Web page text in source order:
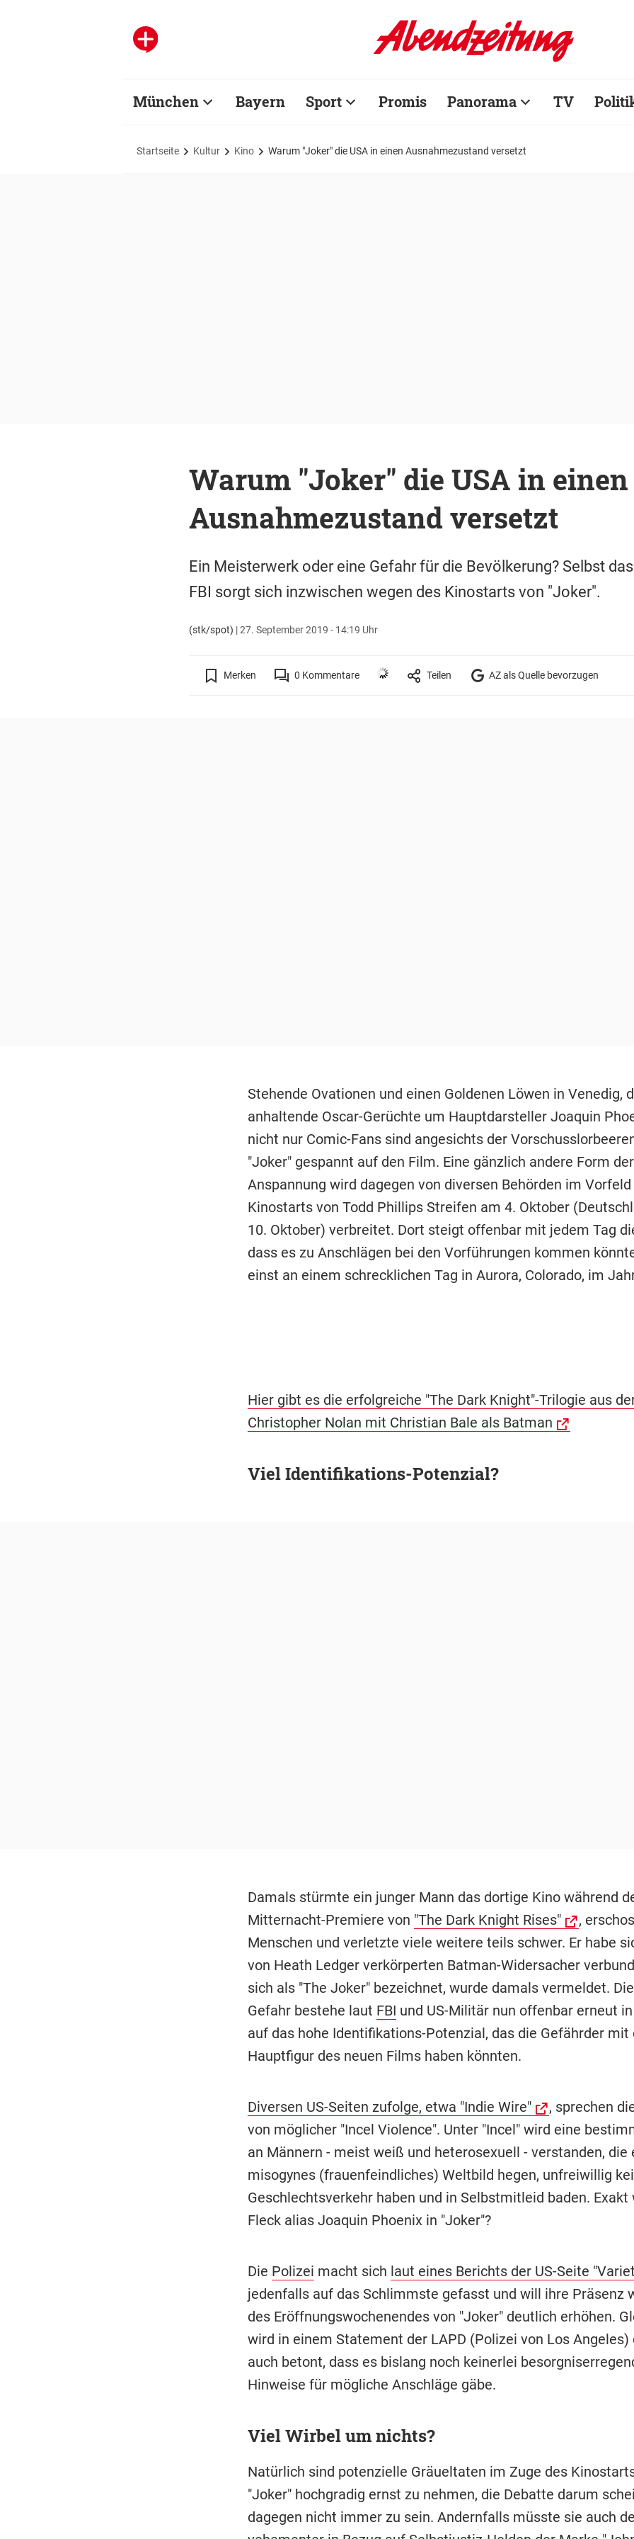
München Bayern Sport Promis Panorama TV
Startseite Kultur Kino Warum "Joker" die USA in einen Ausnahmezustand versetzt
Warum "Joker" die USA in einen
Ausnahmezustand versetzt
Ein Meisterwerk oder eine Gefahr für die Bevölkerung? Selbst
FBI sorgt sich inzwischen wegen des Kinostarts von "Joker".
(stk/spot) |27. September 2019 - 14:19 Uhr
Merken 0 Kommentare Teilen AZ als Quelle bevorzugen
Stehende Ovationen und einen Goldenen Löwen in Venedig,
anhaltende Oscar-Gerüchte um Hauptdarsteller Joaquin
nicht nur Comic-Fans sind angesichts der
"Joker" gespannt auf den Film. Eine gänzlich andere Form der
Anspannung wird dagegen von diversen Behörden im Vorfeld
Kinostarts von Todd Phillips Streifen am 4. Oktober
10. Oktober) verbreitet. Dort steigt offenbar mit jedem Tag
dass es zu Anschlägen bei den Vorführungen kommen
einst an einem schrecklichen Tag in Aurora, Colorado, im
Hier gibt es die erfolgreiche "The Dark Knight"-Trilogie aus
Christopher Nolan mit Christian Bale als Batman
Viel Identifikations-Potenzial?
Damals stürmte ein junger Mann das dortige Kino während
Mitternacht-Premiere von "The Dark Knight Rises"
,
Menschen und verletzte viele weitere teils schwer. Er habe
von Heath Ledger verkörperten Batman-Widersacher
sich als "The Joker" bezeichnet, wurde damals vermeldet.
Gefahr bestehe laut FBI und US-Militär nun offenbar erneut
auf das hohe Identifikations-Potenzial, das die Gefährder mit
Hauptfigur des neuen Films haben könnten.
Diversen US-Seiten zufolge, etwa "Indie Wire"
, sprechen
von möglicher "Incel Violence". Unter "Incel" wird eine
an Männern - meist weiß und heterosexuell - verstanden, die
misogynes (frauenfeindliches) Weltbild hegen, unfreiwillig
Geschlechtsverkehr haben und in Selbstmitleid baden. Exakt
Fleck alias Joaquin Phoenix in "Joker"?
Die Polizei macht sich laut eines Berichts der US-Seite
jedenfalls auf das Schlimmste gefasst und will ihre Präsenz
des Eröffnungswochenendes von "Joker" deutlich erhöhen.
wird in einem Statement der LAPD (Polizei von Los Angeles)
auch betont, dass es bislang noch keinerlei
Hinweise für mögliche Anschläge gäbe.
Viel Wirbel um nichts?
Natürlich sind potenzielle Gräueltaten im Zuge des
"Joker" hochgradig ernst zu nehmen, die Debatte darum
dagegen nicht immer zu sein. Andernfalls müsste sie auch